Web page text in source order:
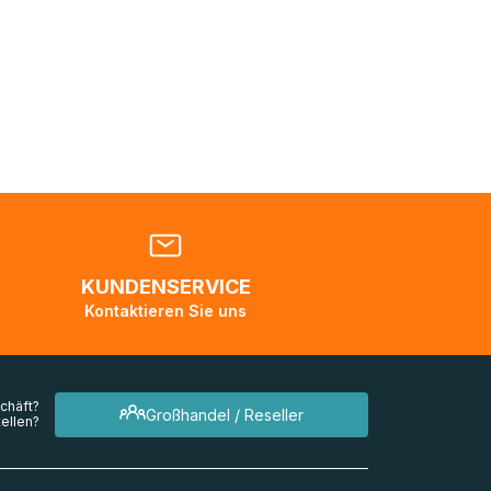
KUNDENSERVICE
Kontaktieren Sie uns
Großhandel / Reseller